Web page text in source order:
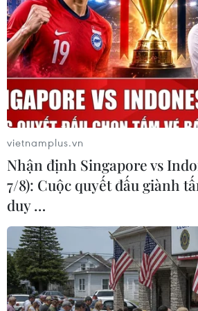
Từ hạt nhân đến eo biển
Hormuz: Đòn bẩy chiến
06/08/2026 04:36
24
tổ
Thi lại ở Tuyên Quang: Thí
sinh vẫn được xét tuyển đại
Việt
hợp
vietnamplus.vn
Nhận định Singapore vs
7/8): Cuộc quyết đấu giành
duy …